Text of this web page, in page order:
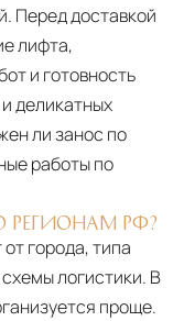
Перед доставкой
лифта,
и готовность
деликатных
ли занос по
работы по
РФ?
города, типа
логистики. В
проще.